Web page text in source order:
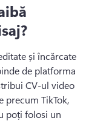
și încărcate
de platforma
CV-ul video
precum TikTok,
poți folosi un